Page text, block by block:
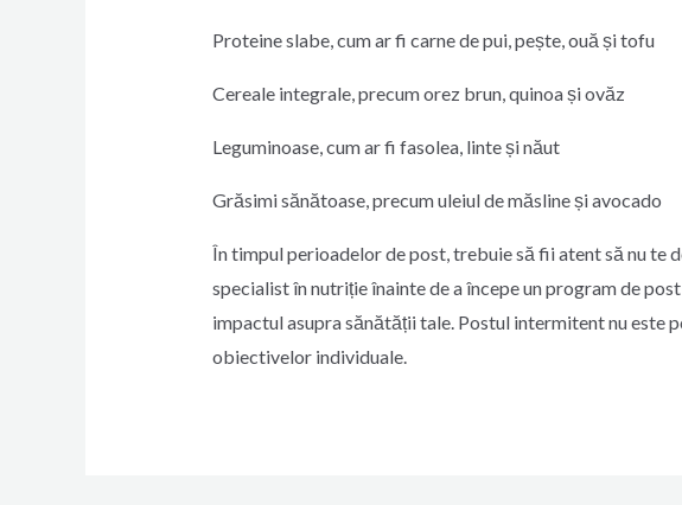
Proteine slabe, cum ar fi carne de pui, pește, ouă și tofu
Cereale integrale, precum orez brun, quinoa și ovăz
Leguminoase, cum ar fi fasolea, linte și năut
Grăsimi sănătoase, precum uleiul de măsline și avocado
În timpul perioadelor de post, trebuie să fii atent să nu te
specialist în nutriție înainte de a începe un program de
impactul asupra sănătății tale. Postul intermitent nu
obiectivelor individuale.